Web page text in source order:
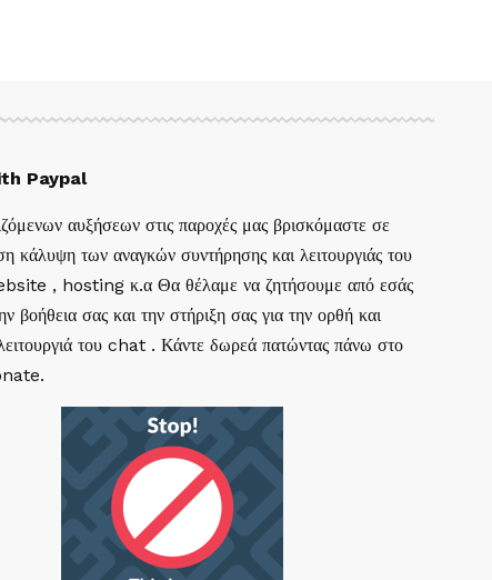
Paypal
αυξήσεων στις παροχές μας βρισκόμαστε σε
κάλυψη των αναγκών συντήρησης και λειτουργιάς του
, hosting κ.α Θα θέλαμε να ζητήσουμε από εσάς
βοήθεια σας και την στήριξη σας για την ορθή και
του chat . Κάντε δωρεά πατώντας πάνω στο